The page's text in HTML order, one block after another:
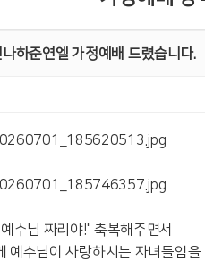
하준연엘 가정예배 드렸습니다.
수님 짜리야!" 축복해주면서
예수님이 사랑하시는 자녀들임